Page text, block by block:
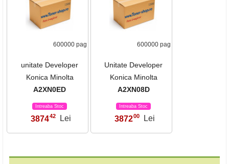
600000 pag
unitate Developer
Konica Minolta
A2XN0ED
Intreaba Stoc
387442 Lei
600000 pag
Unitate Developer
Konica Minolta
A2XN08D
Intreaba Stoc
387200 Lei